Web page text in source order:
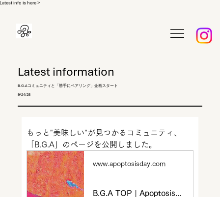
Latest info is here >
もっと"美味しい"が​見つかるコミュニティ、
「B.G.A」のページを公開しました。
www.apoptosisday.com
Latest information
B.G.Aコミュニティと「勝手にペアリング」企画スタート
9/24/25